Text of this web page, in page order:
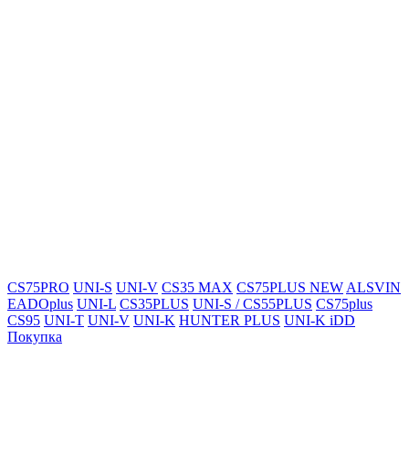
CS75PRO UNI-S UNI-V CS35 MAX CS75PLUS NEW ALSVIN
EADOplus UNI-L CS35PLUS UNI-S / CS55PLUS CS75plus
CS95 UNI-T UNI-V UNI-K HUNTER PLUS UNI-K iDD
Покупка